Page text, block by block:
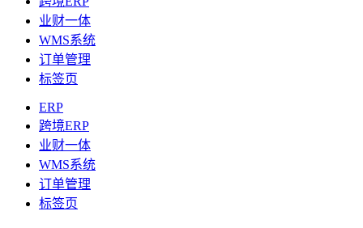
业财一体
WMS系统
订单管理
标签页
ERP
跨境ERP
业财一体
WMS系统
订单管理
标签页